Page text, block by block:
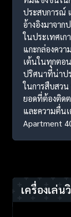
ประสบการณ์
อ้างอิงมาจา
ในประเทศเ
แกะกล่องคว
เต้นในทุกตอ
ปริศนาที่น่าป
ในการสืบสว
ยอดที่ต้องติด
และความตื่น
Apartment
เครื่องเล่น